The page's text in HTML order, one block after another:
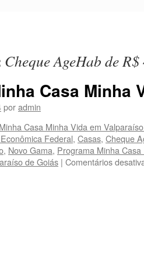
Cheque AgeHab de
Casa Minha
poradmin
Casa Minha Vida em
Federal, Casas, Cheque
, Novo Gama, Programa Minha
de Goiás | Comentários